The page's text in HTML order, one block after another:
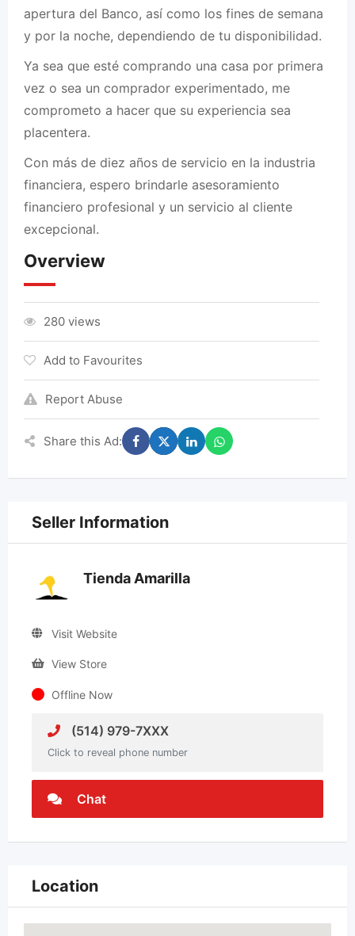
apertura del Banco, así como los fines de semana
y por la noche, dependiendo de tu disponibilidad.
Ya sea que esté comprando una casa por primera
vez o sea un comprador experimentado, me
comprometo a hacer que su experiencia sea
placentera.
Con más de diez años de servicio en la industria
financiera, espero brindarle asesoramiento
financiero profesional y un servicio al cliente
excepcional.
Overview
280 views
Add to Favourites
Report Abuse
Share this Ad:
Seller Information
Tienda Amarilla
Visit Website
View Store
Offline Now
(514) 979-7XXX
Click to reveal phone number
Chat
Location